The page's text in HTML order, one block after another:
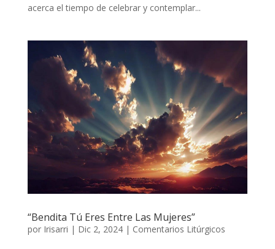
acerca el tiempo de celebrar y contemplar...
“Bendita Tú Eres Entre Las Mujeres”
por Irisarri | Dic 2, 2024| Comentarios Litúrgicos